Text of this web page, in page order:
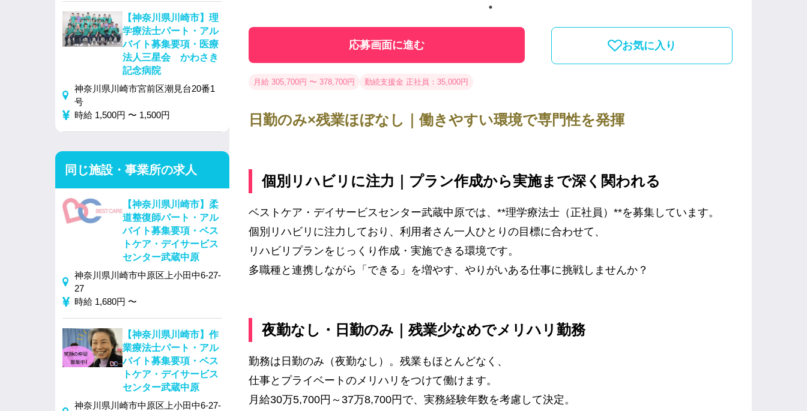
応募画面に進む お気に入り
月給 305,700円 〜 378,700円 勤続支援金 正社員：35,000円
日勤のみ×残業ほぼなし｜働きやすい環境で専門性を発揮
個別リハビリに注力｜プラン作成から実施まで深く関われる
ベストケア・デイサービスセンター武蔵中原では、**理学療法士（正社員）**を募集しています。
個別リハビリに注力しており、利用者さん一人ひとりの目標に合わせて、
リハビリプランをじっくり作成・実施できる環境です。
多職種と連携しながら「できる」を増やす、やりがいある仕事に挑戦しませんか？
夜勤なし・日勤のみ｜残業少なめでメリハリ勤務
勤務は日勤のみ（夜勤なし）。残業もほとんどなく、
仕事とプライベートのメリハリをつけて働けます。
月給30万5,700円～37万8,700円で、実務経験年数を考慮して決定。
【神奈川県川崎市】理
学療法士パート・アル
バイト募集要項・医療
法人三星会 かわさき
記念病院
神奈川県川崎市宮前区潮見台20番1
号
時給 1,500円 〜 1,500円
同じ施設・事業所の求人
【神奈川県川崎市】柔
道整復師パート・アル
バイト募集要項・ベス
トケア・デイサービス
センター武蔵中原
神奈川県川崎市中原区上小田中6-27-
27
時給 1,680円 〜
【神奈川県川崎市】作
業療法士パート・アル
バイト募集要項・ベス
トケア・デイサービス
センター武蔵中原
神奈川県川崎市中原区上小田中6-27-